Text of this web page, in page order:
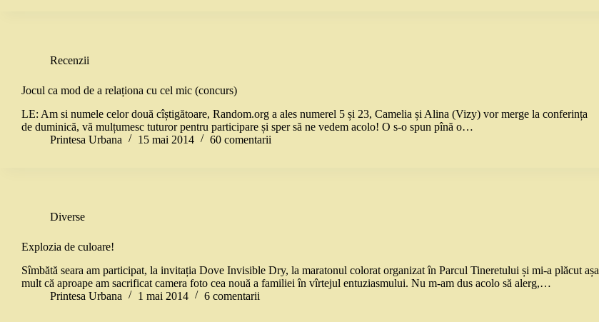
Recenzii
Jocul ca mod de a relaționa cu cel mic (concurs)
LE: Am si numele celor două cîștigătoare, Random.org a ales numerel 5 și 23, Camelia și Alina (Vizy) vor merge la conferința
de duminică, vă mulțumesc tuturor pentru participare și sper să ne vedem acolo! O s-o spun pînă o…
Printesa Urbana
15 mai 2014 60 comentarii
Diverse
Explozia de culoare!
Sîmbătă seara am participat, la invitația Dove Invisible Dry, la maratonul colorat organizat în Parcul Tineretului și mi-a plăcut așa
mult că aproape am sacrificat camera foto cea nouă a familiei în vîrtejul entuziasmului. Nu m-am dus acolo să alerg,…
Printesa Urbana
1 mai 2014 6 comentarii